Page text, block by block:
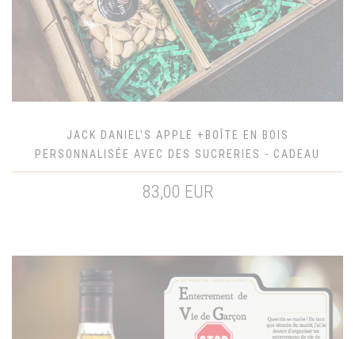
JACK DANIEL'S APPLE +BOÎTE EN BOIS
PERSONNALISÉE AVEC DES SUCRERIES - CADEAU
POUR LUI
83,00 EUR